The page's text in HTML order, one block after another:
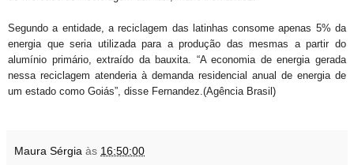
Segundo a entidade, a reciclagem das latinhas consome apenas 5% da
energia que seria utilizada para a produção das mesmas a partir do
alumínio primário, extraído da bauxita. “A economia de energia gerada
nessa reciclagem atenderia à demanda residencial anual de energia de
um estado como Goiás”, disse Fernandez.(Agência Brasil)
Maura Sérgia às 16:50:00